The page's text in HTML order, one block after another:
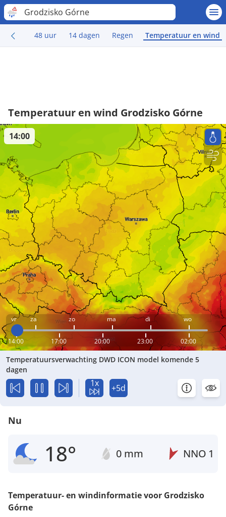
Grodzisko Górne
48 uur 14 dagen Regen Temperatuur en wind
Temperatuur en wind Grodzisko Górne
vr za zo ma di wo
14:00 17:00 20:00 23:00 02:00
14:00
Temperatuursverwachting DWD ICON model komende 5
dagen
1x +5d
Nu
18° 0 mm NNO 1
Temperatuur- en windinformatie voor Grodzisko
Górne